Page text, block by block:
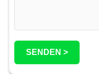
SENDEN >